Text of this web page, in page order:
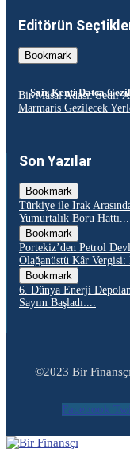
Editörün
Bookmark
Şair Kenti Datça
Bir Masal Adası: Sedir
Marmaris Gezilecek
Son Yazılar
Bookmark
Türkiye ile Irak
Yumurtalık Boru Hattı...
Bookmark
Portekiz’den Petrol
Olağanüstü Kâr Vergisi:
Bookmark
6. Dünya Enerji
Sayım Başladı:...
©2023 Bir
Facebook